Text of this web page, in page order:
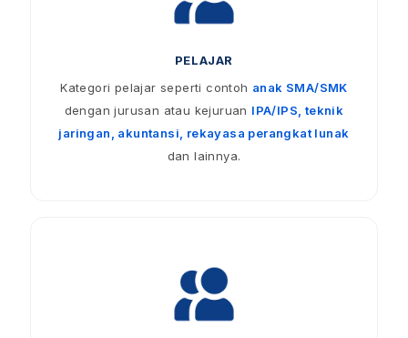
PELAJAR
Kategori pelajar seperti contoh anak SMA/SMK
dengan jurusan atau kejuruan IPA/IPS, teknik
jaringan, akuntansi, rekayasa perangkat lunak
dan lainnya.